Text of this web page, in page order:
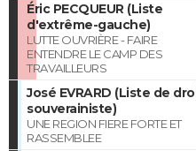
Éric PECQUEUR (Liste
d'extrême-gauche)
LUTTE OUVRIÈRE - FAIRE
ENTENDRE LE CAMP DES
TRAVAILLEURS
José EVRARD (Liste de
souverainiste)
UNE REGION FIERE FORTE ET
RASSEMBLEE